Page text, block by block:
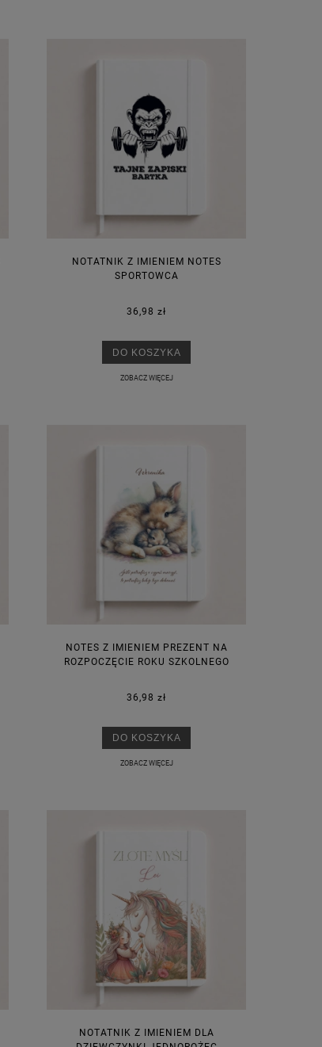
NOTATNIK Z IMIENIEM NOTES
SPORTOWCA
36,98 zł
DO KOSZYKA
ZOBACZ WIĘCEJ
NOTES Z IMIENIEM PREZENT NA
ROZPOCZĘCIE ROKU SZKOLNEGO
36,98 zł
DO KOSZYKA
ZOBACZ WIĘCEJ
NOTATNIK Z IMIENIEM DLA